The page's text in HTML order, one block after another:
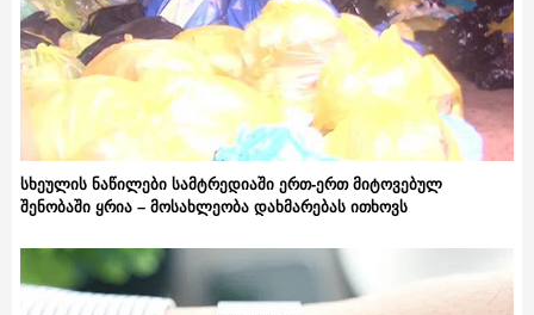
სხეულის ნაწილები სამტრედიაში ერთ-ერთ მიტოვებულ
შენობაში ყრია – მოსახლეობა დახმარებას ითხოვს